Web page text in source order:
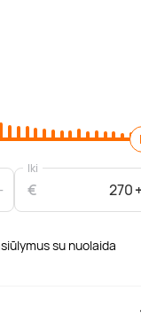
Iki
€
su nuolaida